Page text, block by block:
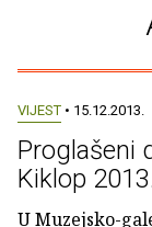
VIJEST • 15.12.2013.
Proglašeni
Kiklop 2013.
U Muzejsko-